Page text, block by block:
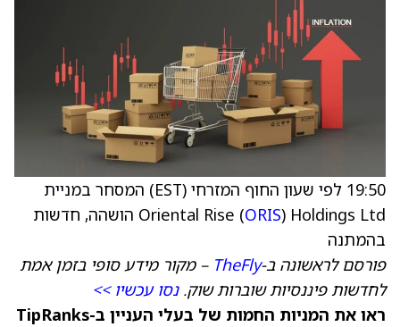
19:50 לפי שעון החוף המזרחי (EST) המסחר במניית
Oriental Rise (ORIS
) Holdings Ltd הושהה, חדשות
בהמתנה
פורסם לראשונה ב-TheFly – מקור מידע סופי בזמן אמת
לחדשות פיננסיות שוברות שוק.נסו עכשיו >>
ראו את המניות החמות של בעלי העניין ב-TipRanks